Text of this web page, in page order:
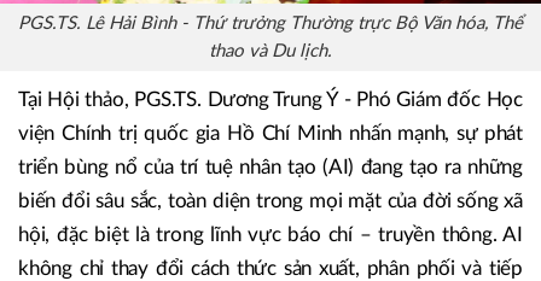
PGS.TS. Lê Hải Bình - Thứ trưởng Thường trực Bộ Văn hóa, Thể
thao và Du lịch.
Tại Hội thảo, PGS.TS. Dương Trung Ý - Phó Giám đốc Học
viện Chính trị quốc gia Hồ Chí Minh nhấn mạnh, sự phát
triển bùng nổ của trí tuệ nhân tạo (AI) đang tạo ra những
biến đổi sâu sắc, toàn diện trong mọi mặt của đời sống xã
hội, đặc biệt là trong lĩnh vực báo chí – truyền thông. AI
không chỉ thay đổi cách thức sản xuất, phân phối và tiếp